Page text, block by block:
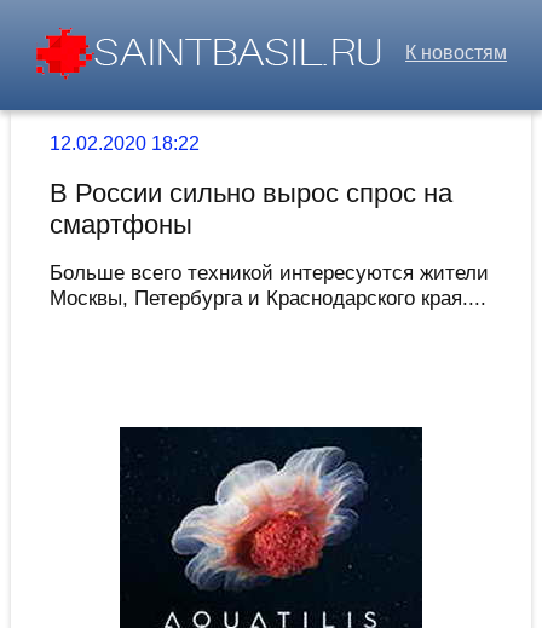
К новостям
12.02.2020 18:22
В России сильно вырос спрос на
смартфоны
Больше всего техникой интересуются жители
Москвы, Петербурга и Краснодарского края....